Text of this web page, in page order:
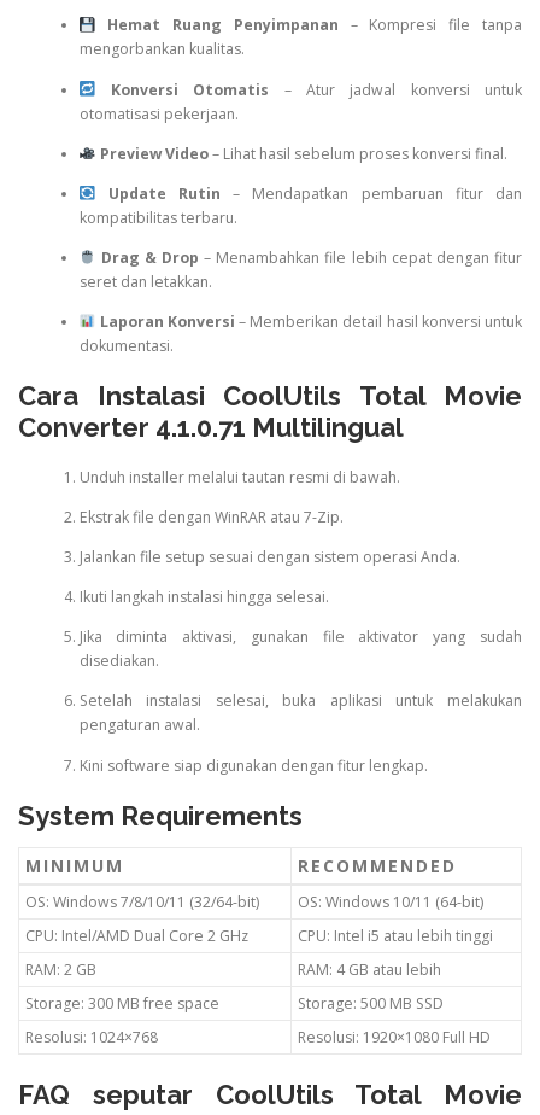
Hemat Ruang Penyimpanan – Kompresi file tanpa
mengorbankan kualitas.
Konversi Otomatis – Atur jadwal konversi untuk
otomatisasi pekerjaan.
Preview Video– Lihat hasil sebelum proses konversi final.
Update Rutin – Mendapatkan pembaruan fitur dan
kompatibilitas terbaru.
Drag & Drop – Menambahkan file lebih cepat dengan fitur
seret dan letakkan.
Laporan Konversi – Memberikan detail hasil konversi untuk
dokumentasi.
Cara Instalasi CoolUtils Total Movie
Converter 4.1.0.71 Multilingual
Unduh installer melalui tautan resmi di bawah.
Ekstrak file dengan WinRAR atau 7-Zip.
Jalankan file setup sesuai dengan sistem operasi Anda.
Ikuti langkah instalasi hingga selesai.
Jika diminta aktivasi, gunakan file aktivator yang sudah
disediakan.
Setelah instalasi selesai, buka aplikasi untuk melakukan
pengaturan awal.
Kini software siap digunakan dengan fitur lengkap.
System Requirements
MINIMUM RECOMMENDED
OS: Windows 7/8/10/11 (32/64-bit)
OS: Windows 10/11 (64-bit)
CPU: Intel/AMD Dual Core 2 GHz
CPU: Intel i5 atau lebih tinggi
RAM: 2 GB
RAM: 4 GB atau lebih
Storage: 300 MB free space
Storage: 500 MB SSD
Resolusi: 1024×768
Resolusi: 1920×1080 Full HD
FAQ seputar CoolUtils Total Movie